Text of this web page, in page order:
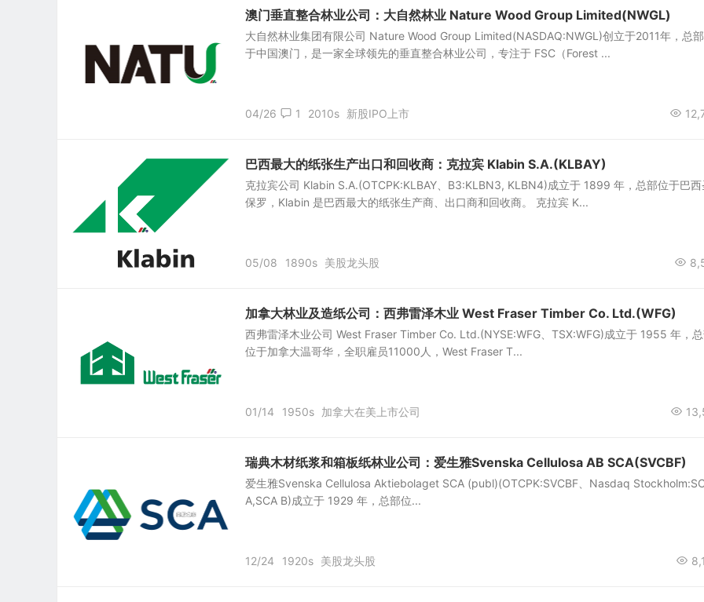
澳门垂直整合林业公司：大自然林业 Nature Wood Group Limited(NWGL)
大自然林业集团有限公司 Nature Wood Group Limited(NASDAQ:NWGL)创立于2011年，总
于中国澳门，是一家全球领先的垂直整合林业公司，专注于 FSC（Forest ...
04/26 1 2010s 新股IPO上市
巴西最大的纸张生产出口和回收商：克拉宾 Klabin S.A.(KLBAY)
克拉宾公司 Klabin S.A.(OTCPK:KLBAY、B3:KLBN3, KLBN4)成立于 1899 年，总部位于巴西
保罗，Klabin 是巴西最大的纸张生产商、出口商和回收商。 克拉宾 K...
05/08 1890s 美股龙头股
加拿大林业及造纸公司：西弗雷泽木业 West Fraser Timber Co. Ltd.(WFG)
西弗雷泽木业公司 West Fraser Timber Co. Ltd.(NYSE:WFG、TSX:WFG)成立于 1955 年，
位于加拿大温哥华，全职雇员11000人，West Fraser T...
01/14 1950s 加拿大在美上市公司
瑞典木材纸浆和箱板纸林业公司：爱生雅Svenska Cellulosa AB SCA(SVCBF)
爱生雅Svenska Cellulosa Aktiebolaget SCA (publ)(OTCPK:SVCBF、Nasdaq
A,SCA B)成立于 1929 年，总部位...
12/24 1920s 美股龙头股